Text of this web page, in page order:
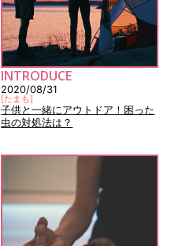
INTRODUCE
2020/08/31
[たまも]
子供と一緒にアウトドア！困った
虫の対処法は？